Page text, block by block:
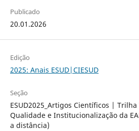
Publicado
20.01.2026
Edição
2025: Anais ESUD|CIESUD
Seção
ESUD2025_Artigos Científicos |
Qualidade e Institucionalização da
a distância)